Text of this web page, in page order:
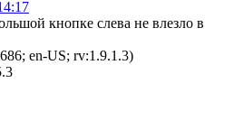
кнопке слева не влезло в
en-US; rv:1.9.1.3)